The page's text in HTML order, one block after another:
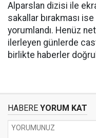
Alparslan dizisi ile
sakallar bırakması
yorumlandı. Henüz
ilerleyen günlerde
birlikte haberler
HABERE YORUM KAT